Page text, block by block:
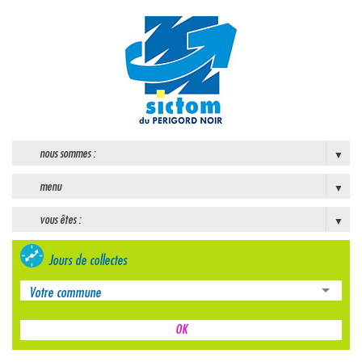
nous sommes :
menu
vous êtes :
Jours de collectes